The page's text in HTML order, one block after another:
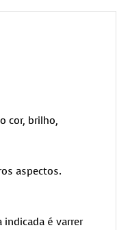
cor, brilho,
aspectos.
é varrer